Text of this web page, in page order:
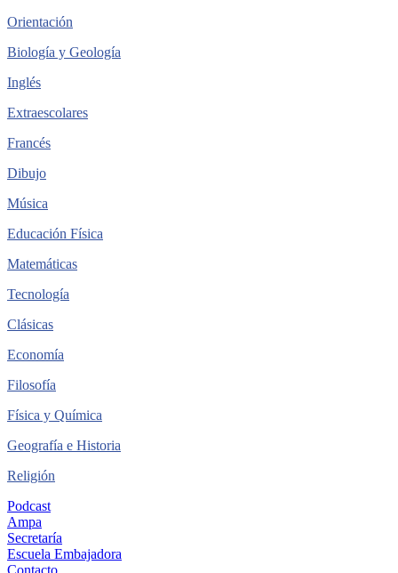
Orientación
Biología y Geología
Inglés
Extraescolares
Francés
Dibujo
Música
Educación Física
Matemáticas
Tecnología
Clásicas
Economía
Filosofía
Física y Química
Geografía e Historia
Religión
Podcast
Ampa
Secretaría
Escuela Embajadora
Contacto